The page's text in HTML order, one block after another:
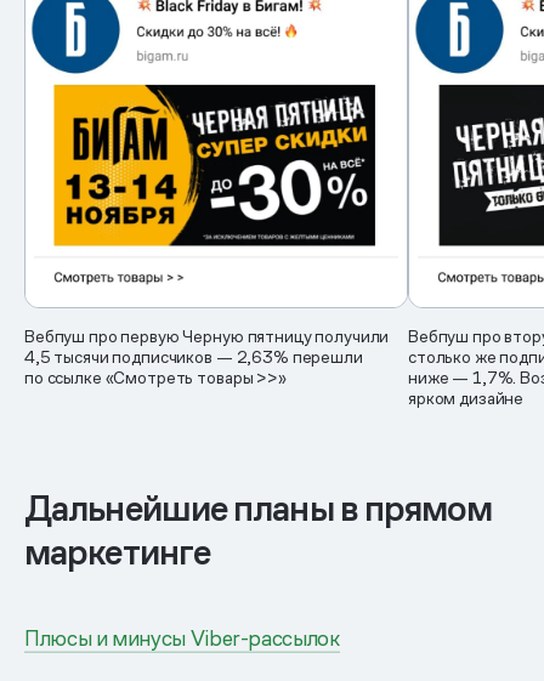
Вебпуш про первую Черную пятницу получили
4,5 тысячи подписчиков — 2,63% перешли
по ссылке «Смотреть товары >>»
Вебпуш про
столько же
ниже — 1,7%.
ярком дизайне
Дальнейшие планы в прямом
маркетинге
Плюсы и минусы Viber-рассылок